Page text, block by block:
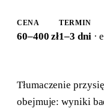
CENA
60–400 zł
TERMIN
1–3 dni·
Tłumaczenie
obejmuje: wyniki